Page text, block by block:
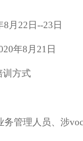
月22日--23日
年8月21日
训方式
管理人员、涉